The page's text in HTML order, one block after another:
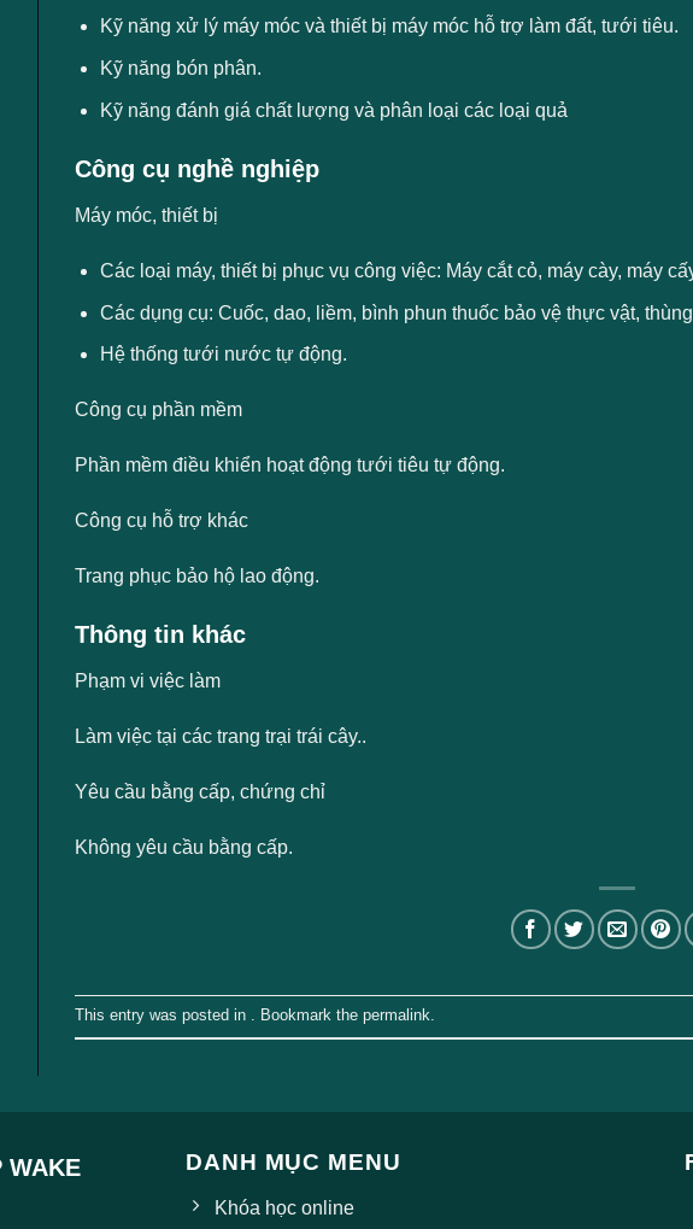
Kỹ năng xử lý máy móc và thiết bị máy móc hỗ trợ làm đất, tưới tiêu.
Kỹ năng bón phân.
Kỹ năng đánh giá chất lượng và phân loại các loại quả
Công cụ nghề nghiệp
Máy móc, thiết bị
Các loại máy, thiết bị phục vụ công việc: Máy cắt cỏ, máy cày, máy
Các dụng cụ: Cuốc, dao, liềm, bình phun thuốc bảo vệ thực vật,
Hệ thống tưới nước tự động.
Công cụ phần mềm
Phần mềm điều khiển hoạt động tưới tiêu tự động.
Công cụ hỗ trợ khác
Trang phục bảo hộ lao động.
Thông tin khác
Phạm vi việc làm
Làm việc tại các trang trại trái cây..
Yêu cầu bằng cấp, chứng chỉ
Không yêu cầu bằng cấp.
This entry was posted in . Bookmark the permalink.
WAKE
DANH MỤC MENU
Khóa học online